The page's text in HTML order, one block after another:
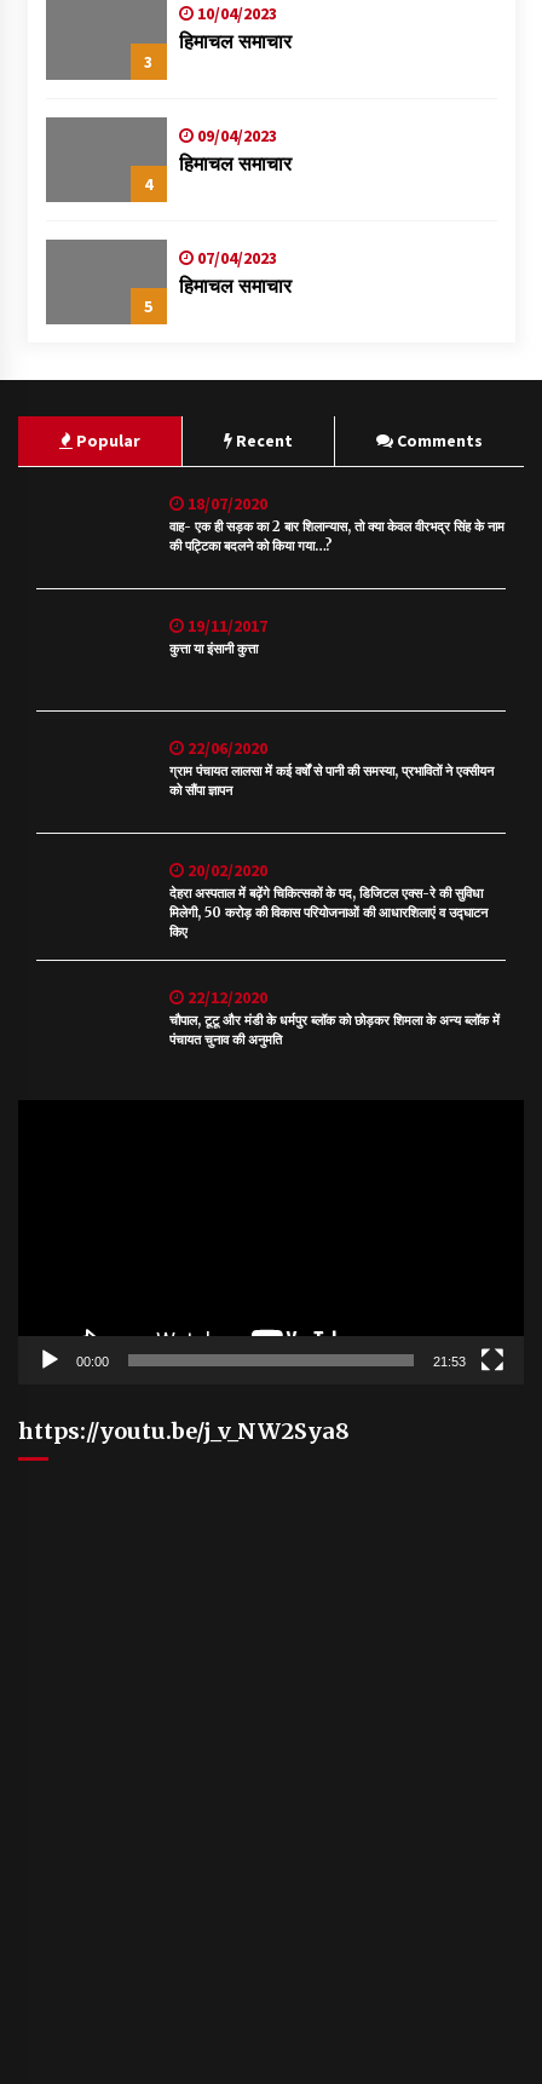
3
10/04/2023
हिमाचल समाचार
4
09/04/2023
हिमाचल समाचार
5
07/04/2023
हिमाचल समाचार
Popular Recent Comments
18/07/2020
वाह- एक ही सड़क का 2 बार शिलान्यास, तो क्या केवल वीरभद्र सिंह के नाम
की पट्टिका बदलने को किया गया…?
19/11/2017
कुत्ता या इंसानी कुत्ता
22/06/2020
ग्राम पंचायत लालसा में कई वर्षों से पानी की समस्या, प्रभावितों ने एक्सीयन
को सौंपा ज्ञापन
20/02/2020
देहरा अस्पताल में बढ़ेंगे चिकित्सकों के पद, डिजिटल एक्स-रे की सुविधा
मिलेगी, 50 करोड़ की विकास परियोजनाओं की आधारशिलाएं व उद्घाटन
किए
22/12/2020
चौपाल, टूटू और मंडी के धर्मपुर ब्लॉक को छोड़कर शिमला के अन्य ब्लॉक में
पंचायत चुनाव की अनुमति
00:00 21:53
https://youtu.be/j_v_NW2Sya8